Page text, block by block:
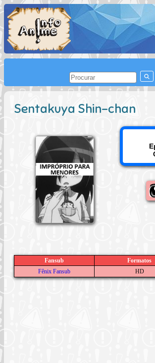
Sentakuya Shin-chan
Fansub Formatos
Fênix Fansub
HD